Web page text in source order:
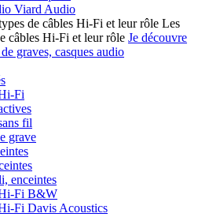
Viard Audio
Les
câbles Hi-Fi et leur rôle Je découvre
graves, casques audio
Fi
fil
grave
enceintes
Fi B&W
Fi Davis Acoustics